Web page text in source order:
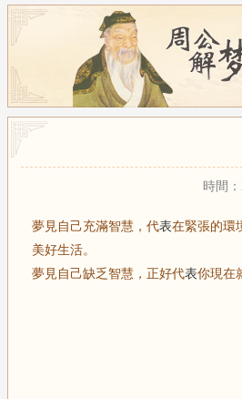
時間
夢見自己充滿智慧，代表在緊張的環
美好生活。
夢見自己缺乏智慧，正好代表你現在